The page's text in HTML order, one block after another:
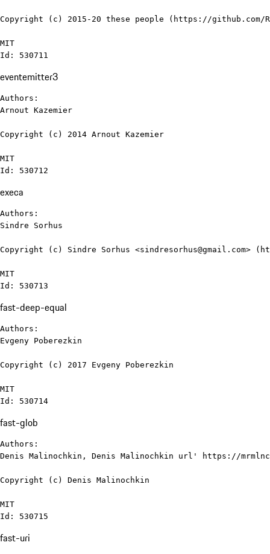
Copyright (c) 2015-20 these people (https://
MIT
Id: 530711
eventemitter3
Authors:
Arnout Kazemier
Copyright (c) 2014 Arnout Kazemier
MIT
Id: 530712
execa
Authors:
Sindre Sorhus
Copyright (c) Sindre Sorhus <sindresorhus@gmail.com>
MIT
Id: 530713
fast-deep-equal
Authors:
Evgeny Poberezkin
Copyright (c) 2017 Evgeny Poberezkin
MIT
Id: 530714
fast-glob
Authors:
Denis Malinochkin, Denis Malinochkin url' https://
Copyright (c) Denis Malinochkin
MIT
Id: 530715
fast-uri